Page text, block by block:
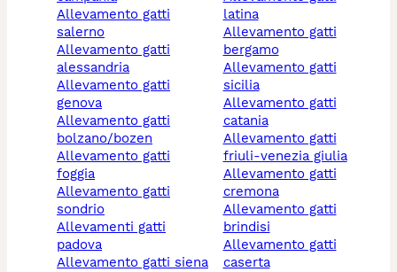
allevamento gatti
salerno
allevamento gatti
alessandria
allevamento gatti
genova
allevamento gatti
bolzano/bozen
allevamento gatti
foggia
allevamento gatti
sondrio
allevamenti gatti
padova
allevamento gatti siena
latina
allevamento gatti
bergamo
allevamento gatti
sicilia
allevamento gatti
catania
allevamento gatti
friuli-venezia giulia
allevamento gatti
cremona
allevamento gatti
brindisi
allevamento gatti
caserta